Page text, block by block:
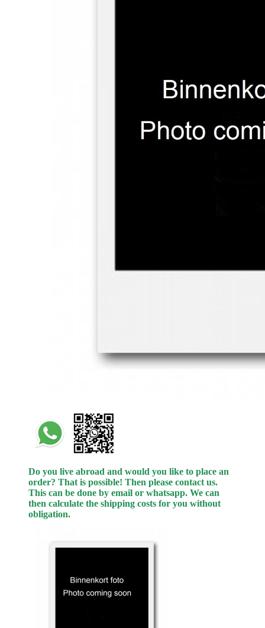
Do you live abroad and would you like to place an
order? That is possible! Then please contact us.
This can be done by email or whatsapp. We can
then calculate the shipping costs for you without
obligation.